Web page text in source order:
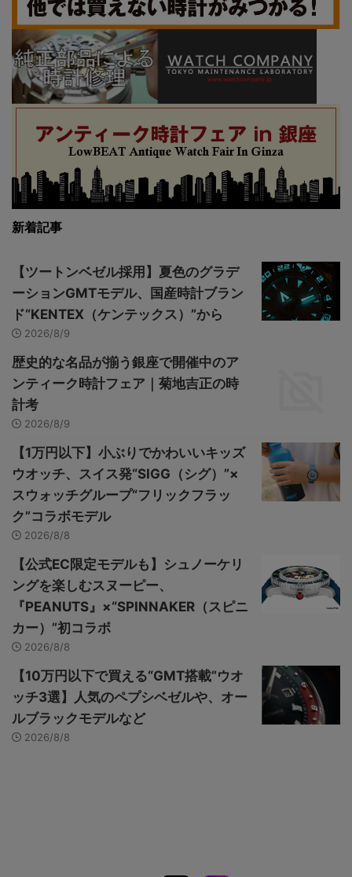
新着記事
【ツートンベゼル採用】夏色のグラデ
ーションGMTモデル、国産時計ブラン
ド“KENTEX（ケンテックス）”から
2026/8/9
歴史的な名品が揃う銀座で開催中のア
ンティーク時計フェア｜菊地吉正の時
計考
2026/8/9
【1万円以下】小ぶりでかわいいキッズ
ウオッチ、スイス発“SIGG（シグ）”×
スウォッチグループ“フリックフラッ
ク”コラボモデル
2026/8/8
【公式EC限定モデルも】シュノーケリ
ングを楽しむスヌーピー、
『PEANUTS』×“SPINNAKER（スピニ
カー）”初コラボ
2026/8/8
【10万円以下で買える“GMT搭載”ウオ
ッチ3選】人気のペプシベゼルや、オー
ルブラックモデルなど
2026/8/8